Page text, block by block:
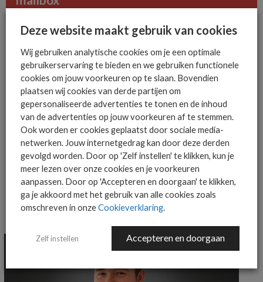
MEER OVER BRUNEL SOLAR TEAM TOPDESK
Deze website maakt gebruik van cookies
Wij gebruiken analytische cookies om je een optimale
gebruikerservaring te bieden en we gebruiken functionele
cookies om jouw voorkeuren op te slaan. Bovendien
plaatsen wij cookies van derde partijen om
gepersonaliseerde advertenties te tonen en de inhoud
van de advertenties op jouw voorkeuren af te stemmen.
Ook worden er cookies geplaatst door sociale media-
netwerken. Jouw internetgedrag kan door deze derden
gevolgd worden. Door op 'Zelf instellen' te klikken, kun je
meer lezen over onze cookies en je voorkeuren
aanpassen. Door op 'Accepteren en doorgaan' te klikken,
ga je akkoord met het gebruik van alle cookies zoals
omschreven in onzeCookieverklaring.
Zelf instellen Accepteren en doorgaan